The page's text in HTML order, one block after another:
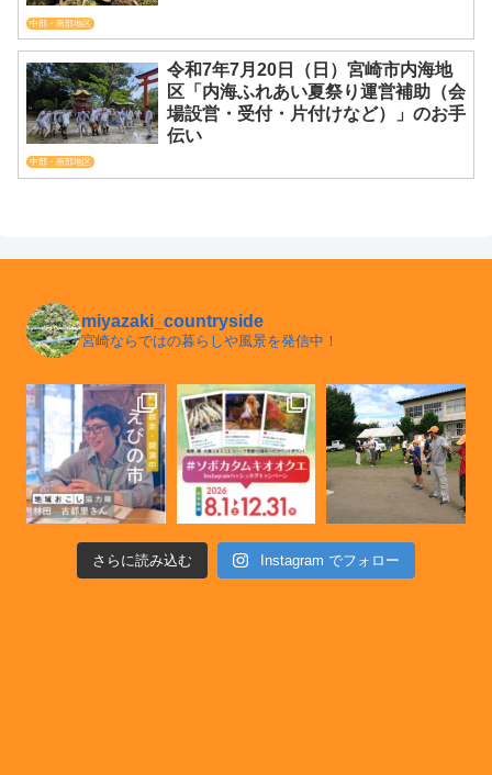
中部・南部地区
中部・南部地区
令和7年7月20日（日）宮崎市内海地
区「内海ふれあい夏祭り運営補助（会
場設営・受付・片付けなど）」のお手
伝い
miyazaki_countryside
宮崎ならではの暮らしや風景を発信中！
さらに読み込む Instagram でフォロー